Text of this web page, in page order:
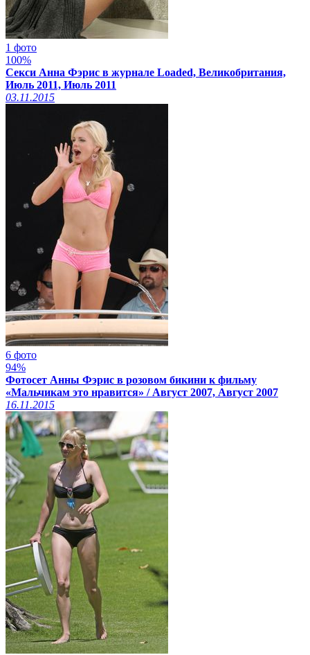
1 фото
100%
Секси Анна Фэрис в журнале Loaded, Великобритания,
Июль 2011, Июль 2011
03.11.2015
6 фото
94%
Фотосет Анны Фэрис в розовом бикини к фильму
«Мальчикам это нравится» / Август 2007, Август 2007
16.11.2015